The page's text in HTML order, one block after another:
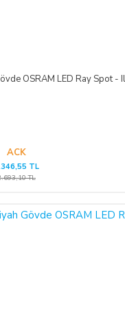
OSRAM LED Ray Spot -
ACK
TL
TL